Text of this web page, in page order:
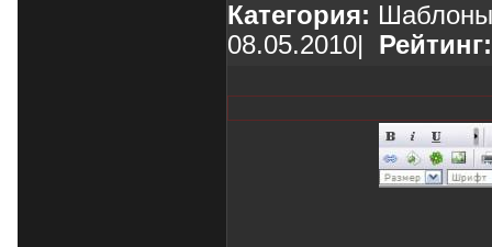
Категория:
08.05.2010
Рейтинг: